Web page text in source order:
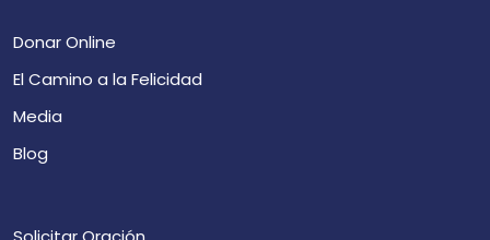
Donar Online
El Camino a la Felicidad
Media
Blog